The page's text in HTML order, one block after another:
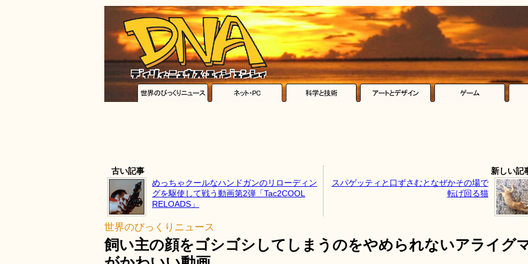
古い記事
めっちゃクールなハンドガンのリローディン
グを駆使して戦う動画第2弾「Tac2COOL
RELOADS」
新しい記
スパゲッティと口ずさむとなぜかその場で
転げ回る猫
世界のびっくりニュース
飼い主の顔をゴシゴシしてしまうのをやめられないアライグ